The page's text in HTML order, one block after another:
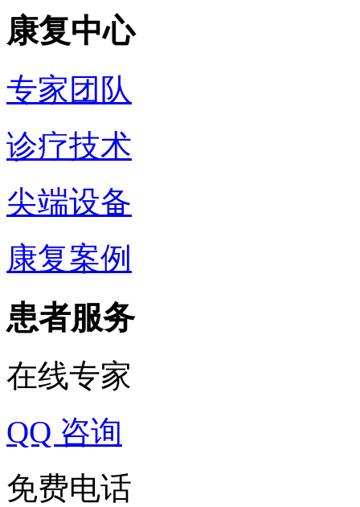
康复中心
专家团队
诊疗技术
尖端设备
康复案例
患者服务
在线专家
QQ 咨询
免费电话